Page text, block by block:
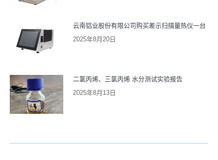
云南铝业股份有限公司购买差示扫描量热仪一台
2025年8月20日
二氯丙烯、三氯丙烯 水分测试实验报告
2025年8月13日